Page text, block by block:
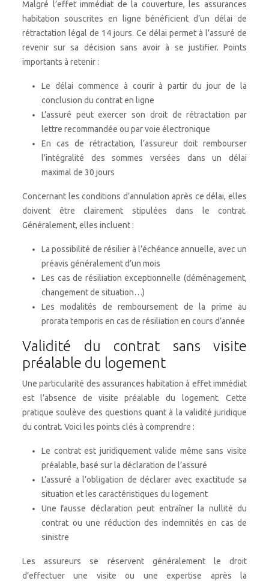
Malgré l’effet immédiat de la couverture, les assurances
habitation souscrites en ligne bénéficient d’un délai de
rétractation légal de 14 jours. Ce délai permet à l’assuré de
revenir sur sa décision sans avoir à se justifier. Points
importants à retenir :
Le délai commence à courir à partir du jour de la
conclusion du contrat en ligne
L’assuré peut exercer son droit de rétractation par
lettre recommandée ou par voie électronique
En cas de rétractation, l’assureur doit rembourser
l’intégralité des sommes versées dans un délai
maximal de 30 jours
Concernant les conditions d’annulation après ce délai, elles
doivent être clairement stipulées dans le contrat.
Généralement, elles incluent :
La possibilité de résilier à l’échéance annuelle, avec un
préavis généralement d’un mois
Les cas de résiliation exceptionnelle (déménagement,
changement de situation…)
Les modalités de remboursement de la prime au
prorata temporis en cas de résiliation en cours d’année
Validité du contrat sans visite
préalable du logement
Une particularité des assurances habitation à effet immédiat
est l’absence de visite préalable du logement. Cette
pratique soulève des questions quant à la validité juridique
du contrat. Voici les points clés à comprendre :
Le contrat est juridiquement valide même sans visite
préalable, basé sur la déclaration de l’assuré
L’assuré a l’obligation de déclarer avec exactitude sa
situation et les caractéristiques du logement
Une fausse déclaration peut entraîner la nullité du
contrat ou une réduction des indemnités en cas de
sinistre
Les assureurs se réservent généralement le droit
d’effectuer une visite ou une expertise après la